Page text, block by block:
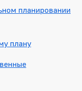
планировании
плану